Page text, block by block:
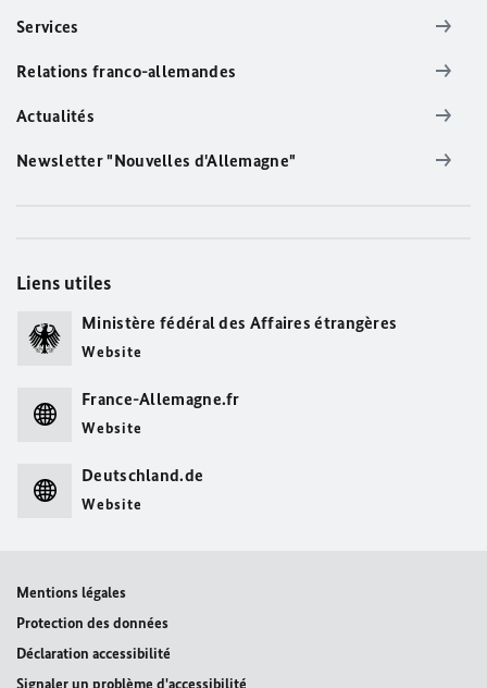
Services
Relations franco-allemandes
Actualités
Newsletter "Nouvelles d'Allemagne"
Liens utiles
Ministère fédéral des Affaires étrangères
Website
France-Allemagne.fr
Website
Deutschland.de
Website
Mentions légales
Protection des données
Déclaration accessibilité
Signaler un problème d'accessibilité